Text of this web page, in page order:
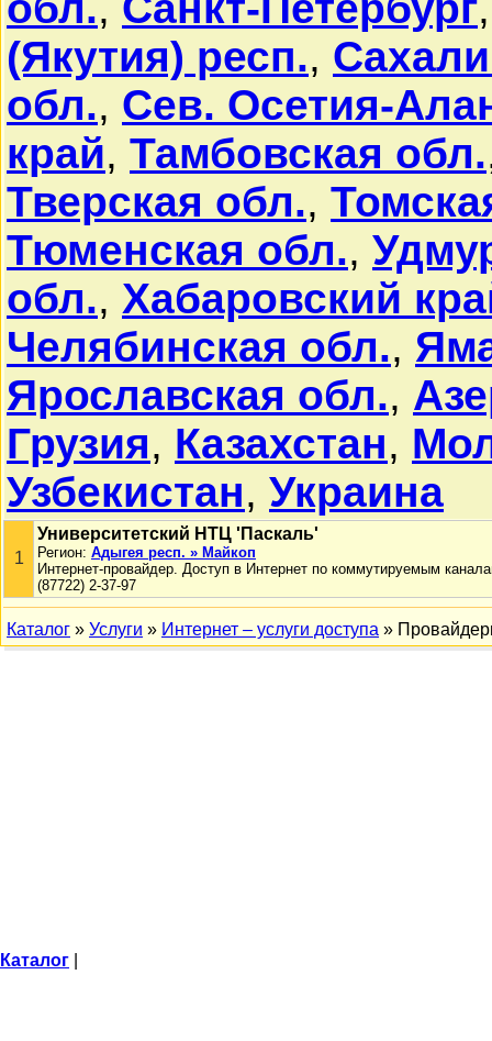
(Якутия) респ.,
обл., Сев. Осетия-
край, Тамбовская обл.
Тверская обл.,
Тюменская обл.,
обл., Хабаровский
Челябинская обл.,
Ярославская обл.,
Грузия, Казахстан,
Узбекистан, Украина
1
Университетский НТЦ 'Паскаль'
Регион: Адыгея респ. » Майкоп
Интернет-провайдер. Доступ в Интернет по коммутируемым
(87722) 2-37-97
Каталог » Услуги » Интернет – услуги доступа »
Каталог